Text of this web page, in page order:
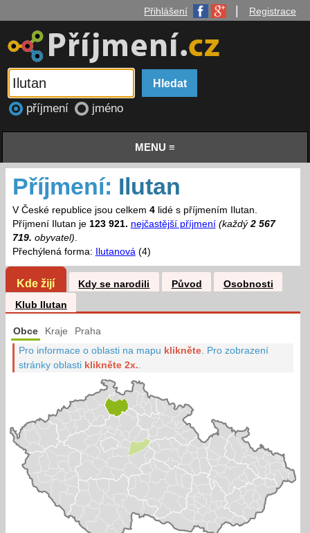
Přihlášení Registrace
příjmení jméno
MENU ≡
Příjmení: Ilutan
V České republice jsou celkem 4lidé s příjmením Ilutan.
Příjmení Ilutan je 123 921. nejčastější příjmení (každý2 567
719. obyvatel).
Přechýlená forma:
Ilutanová(4)
Kde žijí Kdy se narodili Původ
Osobnosti
Klub Ilutan
Obce Kraje Praha
Pro informace o oblasti na mapu klikněte Pro zobrazení
stránky oblasti klikněte 2x.